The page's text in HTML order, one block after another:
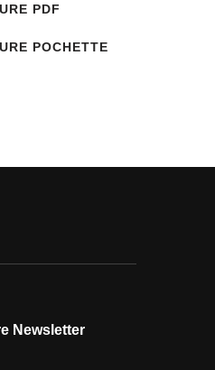
PDF
POCHETTE
Newsletter